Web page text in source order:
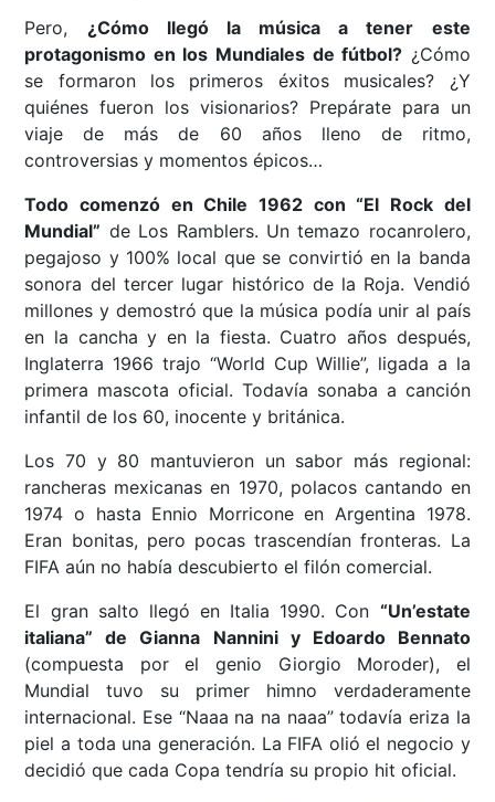
Pero, ¿Cómo llegó la música a tener este
protagonismo en los Mundiales de fútbol? ¿Cómo
se formaron los primeros éxitos musicales? ¿Y
quiénes fueron los visionarios? Prepárate para un
viaje de más de 60 años lleno de ritmo,
controversias y momentos épicos…
Todo comenzó en Chile 1962 con “El Rock del
Mundial” de Los Ramblers. Un temazo rocanrolero,
pegajoso y 100% local que se convirtió en la banda
sonora del tercer lugar histórico de la Roja. Vendió
millones y demostró que la música podía unir al país
en la cancha y en la fiesta. Cuatro años después,
Inglaterra 1966 trajo “World Cup Willie”, ligada a la
primera mascota oficial. Todavía sonaba a canción
infantil de los 60, inocente y británica.
Los 70 y 80 mantuvieron un sabor más regional:
rancheras mexicanas en 1970, polacos cantando en
1974 o hasta Ennio Morricone en Argentina 1978.
Eran bonitas, pero pocas trascendían fronteras. La
FIFA aún no había descubierto el filón comercial.
El gran salto llegó en Italia 1990. Con “Un’estate
italiana” de Gianna Nannini y Edoardo Bennato
(compuesta por el genio Giorgio Moroder), el
Mundial tuvo su primer himno verdaderamente
internacional. Ese “Naaa na na naaa” todavía eriza la
piel a toda una generación. La FIFA olió el negocio y
decidió que cada Copa tendría su propio hit oficial.